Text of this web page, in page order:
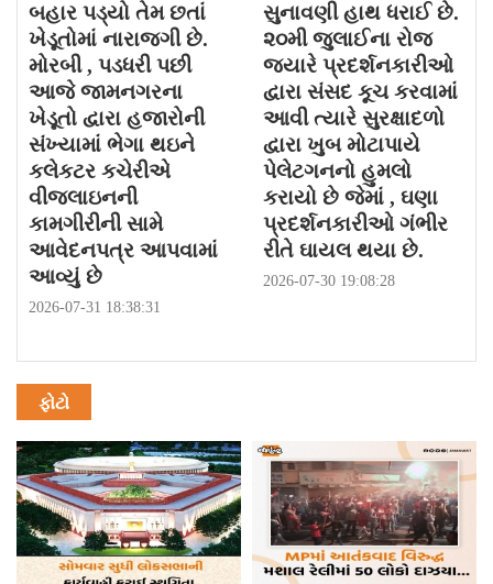
બહાર પડ્યો તેમ છતાં
ખેડૂતોમાં નારાજગી છે.
મોરબી , પડધરી પછી
આજે જામનગરના
ખેડૂતો દ્વારા હજારોની
સંખ્યામાં ભેગા થઇને
કલેકટર કચેરીએ
વીજલાઇનની
કામગીરીની સામે
આવેદનપત્ર આપવામાં
આવ્યું છે
2026-07-31 18:38:31
સુનાવણી હાથ ધરાઈ છે.
૨૦મી જુલાઈના રોજ
જયારે પ્રદર્શનકારીઓ
દ્વારા સંસદ કૂચ કરવામાં
આવી ત્યારે સુરક્ષાદળો
દ્વારા ખુબ મોટાપાયે
પેલેટગનનો હુમલો
કરાયો છે જેમાં , ઘણા
પ્રદર્શનકારીઓ ગંભીર
રીતે ઘાયલ થયા છે.
2026-07-30 19:08:28
ફોટો